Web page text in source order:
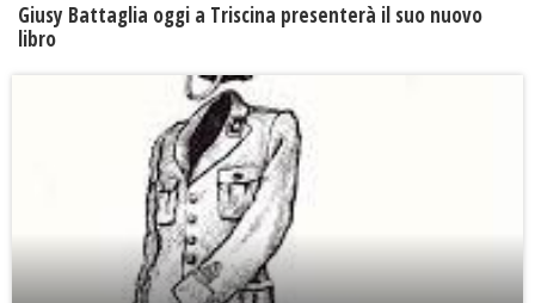
Giusy Battaglia oggi a Triscina presenterà il suo nuovo
libro